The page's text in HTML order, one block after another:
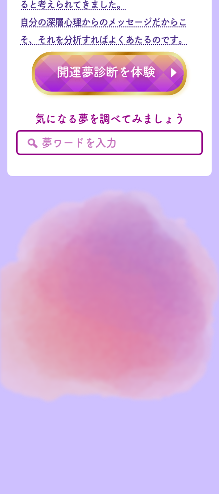
ると考えられてきました。
自分の深層心理からのメッセージだからこ
そ、それを分析すればよくあたるのです。
気になる夢を調べてみましょう